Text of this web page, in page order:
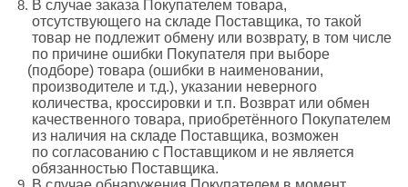
В случае заказа Покупателем товара,
отсутствующего на складе Поставщика, то такой
товар не подлежит обмену или возврату, в том числе
по причине ошибки Покупателя при выборе
(подборе) товара (ошибки в наименовании,
производителе и т.д.), указании неверного
количества, кроссировки и т.п. Возврат или обмен
качественного товара, приобретённого Покупателем
из наличия на складе Поставщика, возможен
по согласованию с Поставщиком и не является
обязанностью Поставщика.